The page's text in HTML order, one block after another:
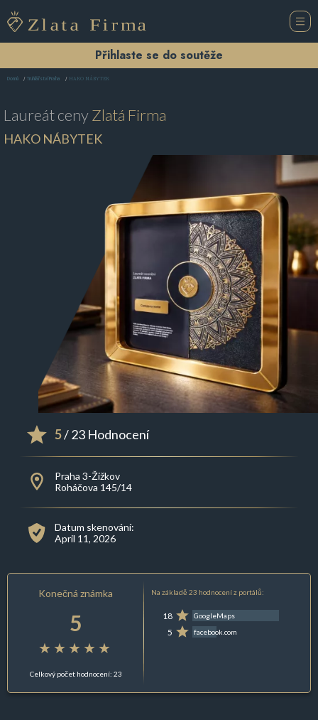
Přihlaste se do soutěže
Domů Truhlářství Praha HAKO NÁBYTEK
Laureát cenyZlatá Firma
HAKO NÁBYTEK
5/ 23 Hodnocení
Praha 3-Žižkov
Roháčova 145/14
Datum skenování:
April 11, 2026
Konečná známka
5
Celkový počet hodnocení: 23
Na základě 23 hodnocení z portálů:
18 GoogleMaps
5 facebook.com